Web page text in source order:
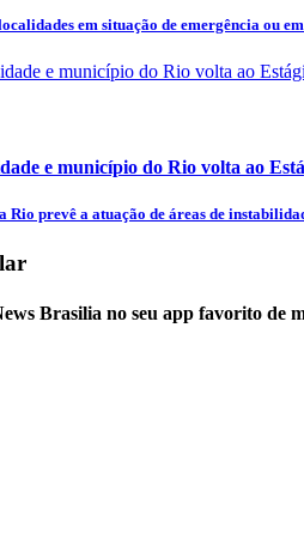
em situação de emergência ou em
e município do Rio volta ao
prevê a atuação de áreas de
Brasilia no seu app favorito de